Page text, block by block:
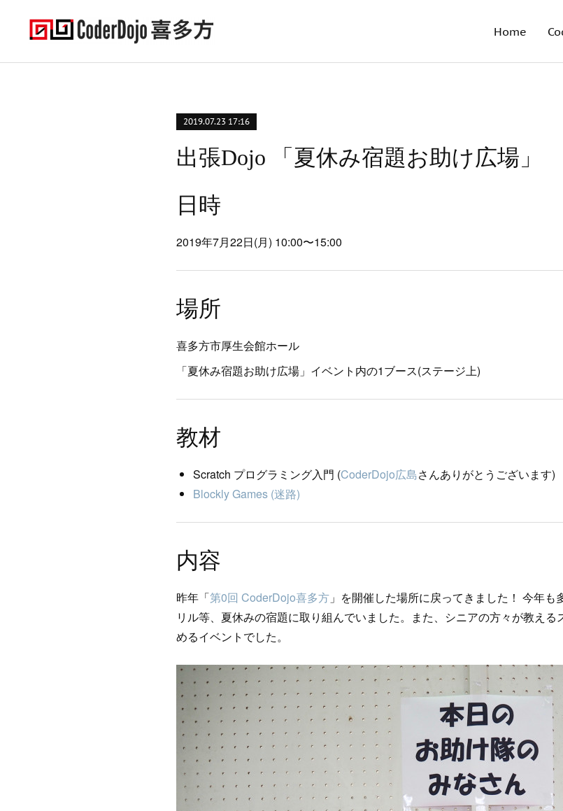
Home
2019.07.23 17:16
出張Dojo 「夏休み宿題お助け広場」
日時
2019年7月22日(月) 10:00〜15:00
場所
喜多方市厚生会館ホール
「夏休み宿題お助け広場」イベント内の1ブース(ステージ上)
教材
Scratch プログラミング入門 (CoderDojo広島さんありがとうございます)
Blockly Games (迷路)
内容
昨年「第0回 CoderDojo喜多方 」を開催した場所に戻ってきました！ 今年
リル等、夏休みの宿題に取り組んでいました。また、シニアの方々が教え
めるイベントでした。